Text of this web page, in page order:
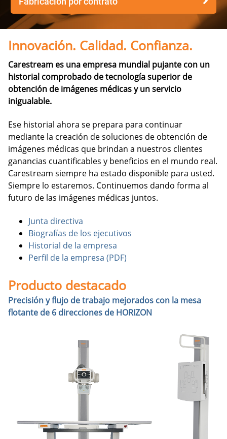
Innovación. Calidad. Confianza.
Carestream es una empresa mundial pujante con un
historial comprobado de tecnología superior de
obtención de imágenes médicas y un servicio
inigualable.
Ese historial ahora se prepara para continuar
mediante la creación de soluciones de obtención de
imágenes médicas que brindan a nuestros clientes
ganancias cuantificables y beneficios en el mundo real.
Carestream siempre ha estado disponible para usted.
Siempre lo estaremos. Continuemos dando forma al
futuro de las imágenes médicas juntos.
Junta directiva
Biografías de los ejecutivos
Historial de la empresa
Perfil de la empresa (PDF)
Producto destacado
Precisión y flujo de trabajo mejorados con la mesa
flotante de 6 direcciones de HORIZON